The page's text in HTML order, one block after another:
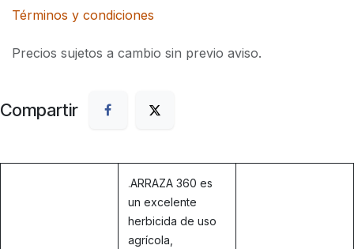
Términos y condiciones
Precios sujetos a cambio sin previo aviso.
Compartir
.ARRAZA 360 es
un excelente
herbicida de uso
agrícola,